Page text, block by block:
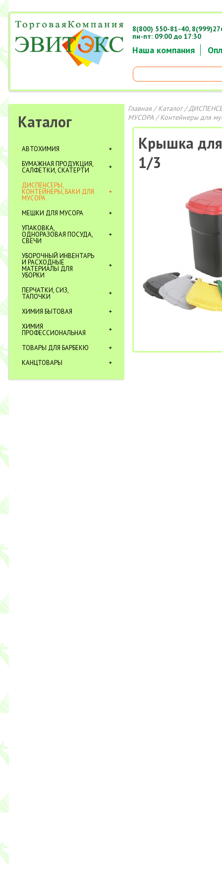
Наша компания
8(800) 550-81-40,
пн-пт: 09:00 до 17:30
Каталог
АВТОХИМИЯ
БУМАЖНАЯ ПРОДУКЦИЯ,
САЛФЕТКИ, СКАТЕРТИ
ДИСПЕНСЕРЫ,
КОНТЕЙНЕРЫ, БАКИ ДЛЯ
МУСОРА
МЕШКИ ДЛЯ МУСОРА
УПАКОВКА,
ОДНОРАЗОВАЯ ПОСУДА,
СВЕЧИ
УБОРОЧНЫЙ ИНВЕНТАРЬ
И РАСХОДНЫЕ
МАТЕРИАЛЫ ДЛЯ
УБОРКИ
ПЕРЧАТКИ, СИЗ,
ТАПОЧКИ
ХИМИЯ БЫТОВАЯ
ХИМИЯ
ПРОФЕССИОНАЛЬНАЯ
ТОВАРЫ ДЛЯ БАРБЕКЮ
КАНЦТОВАРЫ
Главная/Каталог/
МУСОРА /Контейнеры для
Крышка
1/3